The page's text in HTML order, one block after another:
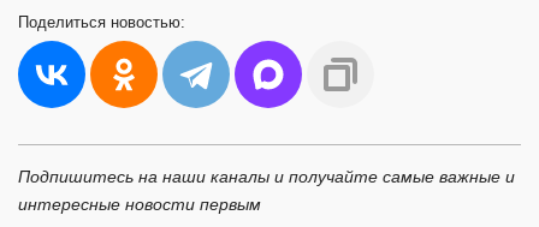
Поделиться новостью:
Подпишитесь на наши каналы и получайте самые важные и
интересные новости первым